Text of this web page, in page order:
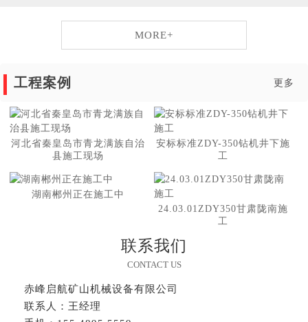
MORE+
工程案例 更多
河北省秦皇岛市青龙满族自治
县施工现场
安标标准ZDY-350钻机井下施
工
湖南郴州正在施工中
24.03.01ZDY350甘肃陇南施
工
联系我们
CONTACT US
赤峰启航矿山机械设备有限公司
联系人：王经理